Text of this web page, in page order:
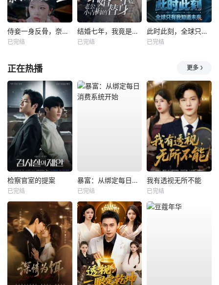
侍妾一身反骨，奈何侯爷只宠长公主
已完结
结婚七年，我竟是老公小青梅的替身
已完结
此时此刻，全球只有我知道未来
已完结
正在热播 更多
检察官室的提案
已完结
暴富：从绑定每日消费系统开始
已完结
我有透视无所不能
已完结